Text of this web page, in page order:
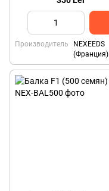
Производитель
NEXEEDS
(Франция)